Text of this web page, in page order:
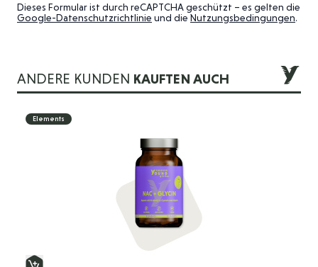
Dieses Formular ist durch reCAPTCHA geschützt – es gelten die
Google-Datenschutzrichtlinie und die Nutzungsbedingungen.
ANDERE KUNDEN KAUFTEN AUCH
Die Navigation durch die Elemente des Karussells ist mit
Drücken Sie, um das Karussell zu überspringen
Drücken Sie, um zur Karussell-Navigation zu gelangen
Elements